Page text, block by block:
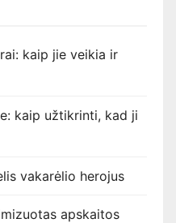
kaip jie veikia ir
kaip užtikrinti, kad ji
vakarėlio herojus
apskaitos